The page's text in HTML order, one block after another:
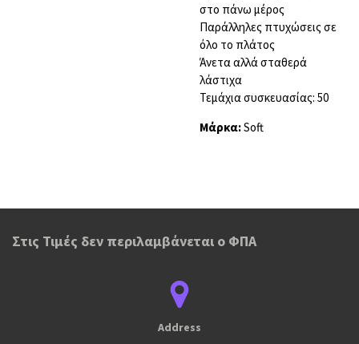
στο πάνω μέρος
Παράλληλες πτυχώσεις σε
όλο το πλάτος
Άνετα αλλά σταθερά
λάστιχα
Τεμάχια συσκευασίας: 50
Μάρκα:Soft
Στις Τιμές δεν περιλαμβάνεται ο ΦΠΑ
Address